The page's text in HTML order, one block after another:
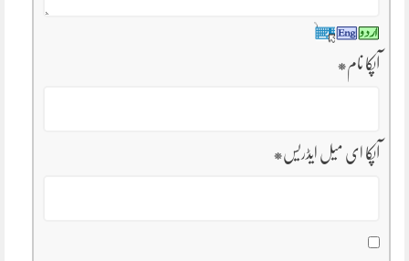
آپکا نام*
آپکا ای میل ایڈریس*